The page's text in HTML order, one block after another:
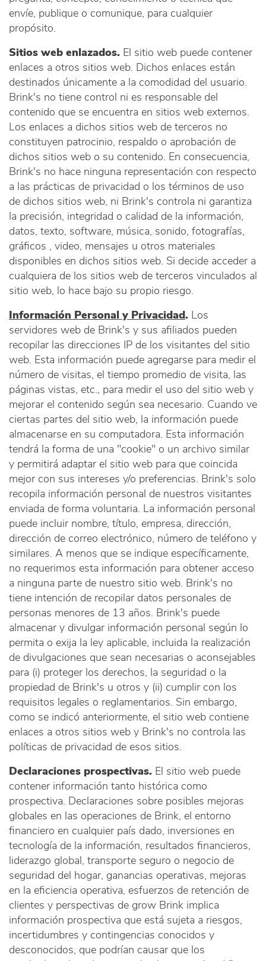
envíe, publique o comunique, para cualquier
propósito.
Sitios web enlazados. El sitio web puede contener
enlaces a otros sitios web. Dichos enlaces están
destinados únicamente a la comodidad del usuario.
Brink's no tiene control ni es responsable del
contenido que se encuentra en sitios web externos.
Los enlaces a dichos sitios web de terceros no
constituyen patrocinio, respaldo o aprobación de
dichos sitios web o su contenido. En consecuencia,
Brink's no hace ninguna representación con respecto
a las prácticas de privacidad o los términos de uso
de dichos sitios web, ni Brink's controla ni garantiza
la precisión, integridad o calidad de la información,
datos, texto, software, música, sonido, fotografías,
gráficos , video, mensajes u otros materiales
disponibles en dichos sitios web. Si decide acceder a
cualquiera de los sitios web de terceros vinculados al
sitio web, lo hace bajo su propio riesgo.
Información Personal y Privacidad. Los
servidores web de Brink's y sus afiliados pueden
recopilar las direcciones IP de los visitantes del sitio
web. Esta información puede agregarse para medir el
número de visitas, el tiempo promedio de visita, las
páginas vistas, etc., para medir el uso del sitio web y
mejorar el contenido según sea necesario. Cuando ve
ciertas partes del sitio web, la información puede
almacenarse en su computadora. Esta información
tendrá la forma de una "cookie" o un archivo similar
y permitirá adaptar el sitio web para que coincida
mejor con sus intereses y/o preferencias. Brink's solo
recopila información personal de nuestros visitantes
enviada de forma voluntaria. La información personal
puede incluir nombre, título, empresa, dirección,
dirección de correo electrónico, número de teléfono y
similares. A menos que se indique específicamente,
no requerimos esta información para obtener acceso
a ninguna parte de nuestro sitio web. Brink's no
tiene intención de recopilar datos personales de
personas menores de 13 años. Brink's puede
almacenar y divulgar información personal según lo
permita o exija la ley aplicable, incluida la realización
de divulgaciones que sean necesarias o aconsejables
para (i) proteger los derechos, la seguridad o la
propiedad de Brink's u otros y (ii) cumplir con los
requisitos legales o reglamentarios. Sin embargo,
como se indicó anteriormente, el sitio web contiene
enlaces a otros sitios web y Brink's no controla las
políticas de privacidad de esos sitios.
Declaraciones prospectivas. El sitio web puede
contener información tanto histórica como
prospectiva. Declaraciones sobre posibles mejoras
globales en las operaciones de Brink, el entorno
financiero en cualquier país dado, inversiones en
tecnología de la información, resultados financieros,
liderazgo global, transporte seguro o negocio de
seguridad del hogar, ganancias operativas, mejoras
en la eficiencia operativa, esfuerzos de retención de
clientes y perspectivas de grow Brink implica
información prospectiva que está sujeta a riesgos,
incertidumbres y contingencias conocidos y
desconocidos, que podrían causar que los